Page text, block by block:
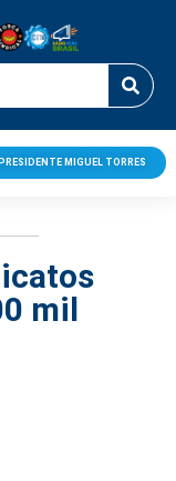
MIGUEL TORRES
mil